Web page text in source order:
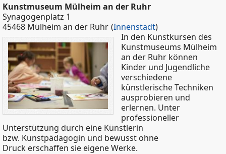
Kunstmuseum Mülheim an der Ruhr
Synagogenplatz 1
45468 Mülheim an der Ruhr (Innenstadt)
In den Kunstkursen des
Kunstmuseums Mülheim
an der Ruhr können
Kinder und Jugendliche
verschiedene
künstlerische Techniken
ausprobieren und
erlernen. Unter
professioneller
Unterstützung durch eine Künstlerin
bzw. Kunstpädagogin und bewusst ohne
Druck erschaffen sie eigene Werke.